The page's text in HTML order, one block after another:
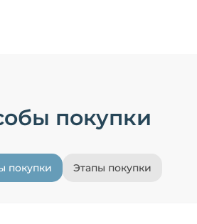
покупки
покупки Этапы покупки